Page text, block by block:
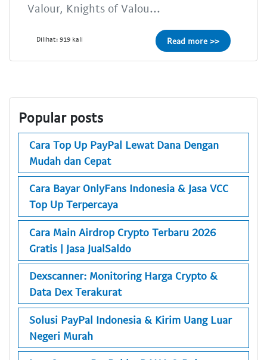
Valour, Knights of Valou...
Dilihat: 919 kali Read more >>
Popular posts
Cara Top Up PayPal Lewat Dana Dengan
Mudah dan Cepat
Cara Bayar OnlyFans Indonesia & Jasa VCC
Top Up Terpercaya
Cara Main Airdrop Crypto Terbaru 2026
Gratis | Jasa JualSaldo
Dexscanner: Monitoring Harga Crypto &
Data Dex Terakurat
Solusi PayPal Indonesia & Kirim Uang Luar
Negeri Murah